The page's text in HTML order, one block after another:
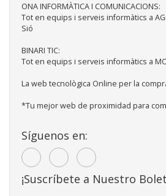
ONA INFORMÀTICA I COMUNICACIONS:
Tot en equips i serveis informàtics a
Sió
BINARI TIC:
Tot en equips i serveis informàtics a
La web tecnològica Online per la
*Tu mejor web de proximidad para
Síguenos en:
¡Suscríbete a Nuestro